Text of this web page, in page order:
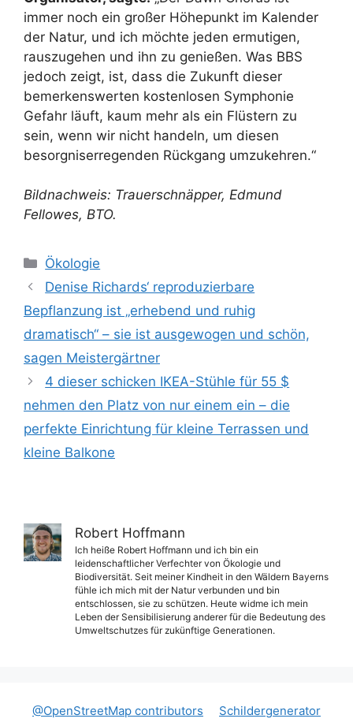
immer noch ein großer Höhepunkt im Kalender
der Natur, und ich möchte jeden ermutigen,
rauszugehen und ihn zu genießen. Was BBS
jedoch zeigt, ist, dass die Zukunft dieser
bemerkenswerten kostenlosen Symphonie
Gefahr läuft, kaum mehr als ein Flüstern zu
sein, wenn wir nicht handeln, um diesen
besorgniserregenden Rückgang umzukehren.“
Bildnachweis: Trauerschnäpper, Edmund
Fellowes, BTO.
Kategorien
Ökologie
Denise Richards‘ reproduzierbare
Bepflanzung ist „erhebend und ruhig
dramatisch“ – sie ist ausgewogen und schön,
sagen Meistergärtner
4 dieser schicken IKEA-Stühle für 55 $
nehmen den Platz von nur einem ein – die
perfekte Einrichtung für kleine Terrassen und
kleine Balkone
Robert Hoffmann
Ich heiße Robert Hoffmann und ich bin ein
leidenschaftlicher Verfechter von Ökologie und
Biodiversität. Seit meiner Kindheit in den Wäldern Bayerns
fühle ich mich mit der Natur verbunden und bin
entschlossen, sie zu schützen. Heute widme ich mein
Leben der Sensibilisierung anderer für die Bedeutung des
Umweltschutzes für zukünftige Generationen.
@OpenStreetMap contributors Schildergenerator